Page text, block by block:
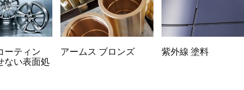
ーティン
ない表面処
アームス ブロンズ 紫外線 塗料